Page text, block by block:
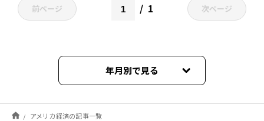
前ページ 1 次ページ
年月別で見る
2023年05月
アメリカ経済の記事一覧